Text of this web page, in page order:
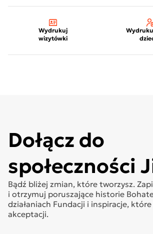
Wydrukuj
wizytówki
Dołącz do
społeczności
Bądź bliżej zmian, które tworzysz.
i otrzymuj poruszające historie
działaniach Fundacji i inspiracje,
akceptacji.